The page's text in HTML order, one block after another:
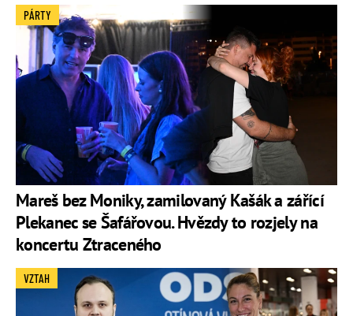
Mareš bez Moniky, zamilovaný Kašák a zářící
Plekanec se Šafářovou. Hvězdy to rozjely na
koncertu Ztraceného
PÁRTY
VZTAH